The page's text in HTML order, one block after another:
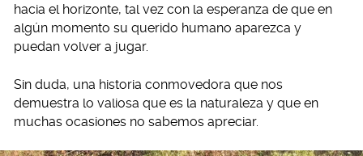
hacia el horizonte, tal vez con la esperanza de que en
algún momento su querido humano aparezca y
puedan volver a jugar.
Sin duda, una historia conmovedora que nos
demuestra lo valiosa que es la naturaleza y que en
muchas ocasiones no sabemos apreciar.